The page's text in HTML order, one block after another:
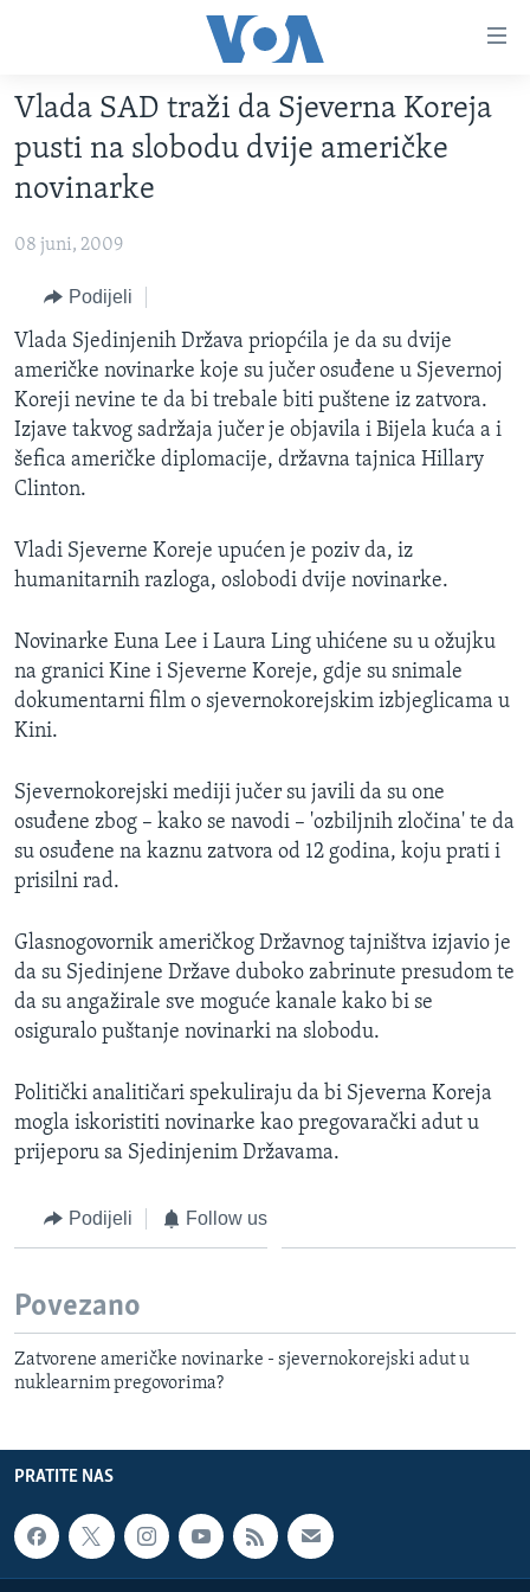
glavni
sadržaj
Pređi
na
glavnu
navigaciju
pretragu
VIDEO
VIJESTI
SJEDINJENE AMERIČKE DRŽAVE
BOSNA I HERCEGOVINA
SVIJET
NAUKA I TEHNOLOGIJA
SPECIJALNI PROJEKTI
KORUPCIJA
SLOBODA MEDIJA
ŽENSKA STRANA
MAGAZIN
Learning English
PRATITE NAS
Jezici
Vlada SAD traži da Sjeverna Koreja
pusti na slobodu dvije američke
novinarke
08 juni, 2009
Podijeli
Vlada Sjedinjenih Država priopćila je da su dvije
američke novinarke koje su jučer osuđene u Sjevernoj
Koreji nevine te da bi trebale biti puštene iz zatvora.
Izjave takvog sadržaja jučer je objavila i Bijela kuća a i
šefica američke diplomacije, državna tajnica Hillary
Clinton.
Vladi Sjeverne Koreje upućen je poziv da, iz
humanitarnih razloga, oslobodi dvije novinarke.
Novinarke Euna Lee i Laura Ling uhićene su u ožujku
na granici Kine i Sjeverne Koreje, gdje su snimale
dokumentarni film o sjevernokorejskim izbjeglicama u
Kini.
Sjevernokorejski mediji jučer su javili da su one
osuđene zbog – kako se navodi – 'ozbiljnih zločina' te da
su osuđene na kaznu zatvora od 12 godina, koju prati i
prisilni rad.
Glasnogovornik američkog Državnog tajništva izjavio je
da su Sjedinjene Države duboko zabrinute presudom te
da su angažirale sve moguće kanale kako bi se
osiguralo puštanje novinarki na slobodu.
Politički analitičari spekuliraju da bi Sjeverna Koreja
mogla iskoristiti novinarke kao pregovarački adut u
prijeporu sa Sjedinjenim Državama.
Podijeli Follow us
Povezano
Zatvorene američke novinarke - sjevernokorejski adut u
nuklearnim pregovorima?
PRATITE NAS